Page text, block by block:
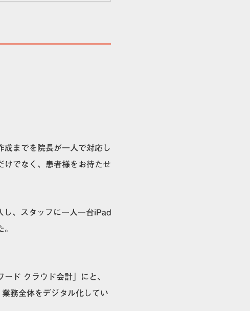
成までを院長が一人で対応し
けでなく、患者様をお待たせ
し、スタッフに一人一台iPad
ド クラウド会計」にと、
務全体をデジタル化してい